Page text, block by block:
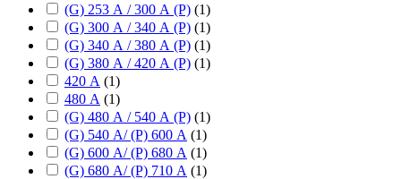
(G) 253 А / 300 А (P) (1)
(G) 300 А / 340 А (P) (1)
(G) 340 А / 380 А (P) (1)
(G) 380 А / 420 А (P) (1)
420 А (1)
480 А (1)
(G) 480 А / 540 А (P) (1)
(G) 540 А/ (P) 600 А (1)
(G) 600 А/ (P) 680 А (1)
(G) 680 А/ (P) 710 А (1)